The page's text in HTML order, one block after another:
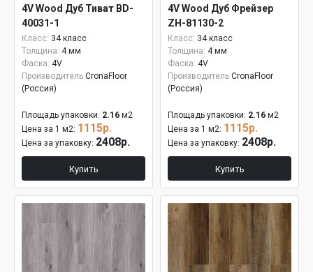
4V Wood Дуб Тиват BD-
40031-1
Класс: 34 класс
Толщина: 4 мм
Фаска: 4V
Производитель CronaFloor
(Россия)
Площадь упаковки: 2.16 м2
Цена за 1 м2: 1115р.
Цена за упаковку: 2408р.
Купить
4V Wood Дуб Фрейзер
ZH-81130-2
Класс: 34 класс
Толщина: 4 мм
Фаска: 4V
Производитель CronaFloor
(Россия)
Площадь упаковки: 2.16 м2
Цена за 1 м2: 1115р.
Цена за упаковку: 2408р.
Купить